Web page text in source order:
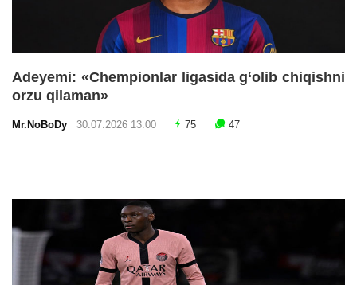
Adeyemi: «Chempionlar ligasida g‘olib chiqishni
orzu qilaman»
Mr.NoBoDy 30.07.2026 13:00 75 47